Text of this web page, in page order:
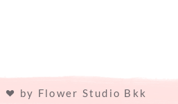
by Flower Studio Bkk